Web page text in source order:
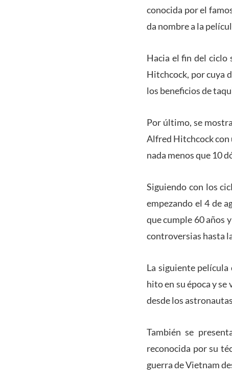
conocida por el
da nombre a la
Hacia el fin del ciclo
Hitchcock, por cuya
los beneficios de
Por último, se
Alfred Hitchcock con
nada menos que 10
Siguiendo con los
empezando el 4 de
que cumple 60 años
controversias hasta
La siguiente película
hito en su época y
desde los
También se
reconocida por su
guerra de Vietnam